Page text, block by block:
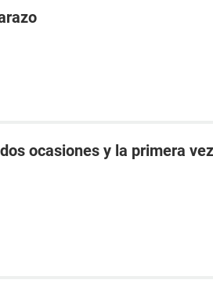
ocasiones y la primera vez